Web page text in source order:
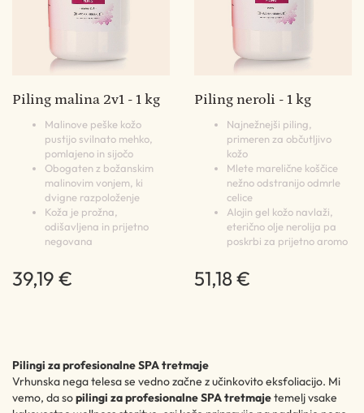
Piling malina 2v1 - 1 kg
Malinove peške kožo
pustijo svilnato mehko,
pomlajeno in sijočo
Obogaten z božanskim
malinovim vonjem, ki
dvigne razpoloženje
Koža je prožna,
odišavljena in prijetno
negovana
39,19 €
Piling neroli - 1 kg
Najnežnejši piling,
primeren za občutljivo
kožo
Mlete marelične koščice
nežno odstranijo odmrle
celice
Alojin gel kožo navlaži,
eterično olje nerolija pa
poskrbi za prijetno aromo
51,18 €
Pilingi za profesionalne SPA tretmaje
Vrhunska nega telesa se vedno začne z učinkovito eksfoliacijo. Mi
vemo, da sopilingi za profesionalne SPA tretmajetemelj vsake